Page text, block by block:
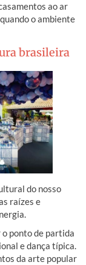
ao ar
o ambiente
brasileira
do nosso
raízes e
o ponto de partida
e dança típica.
da arte popular